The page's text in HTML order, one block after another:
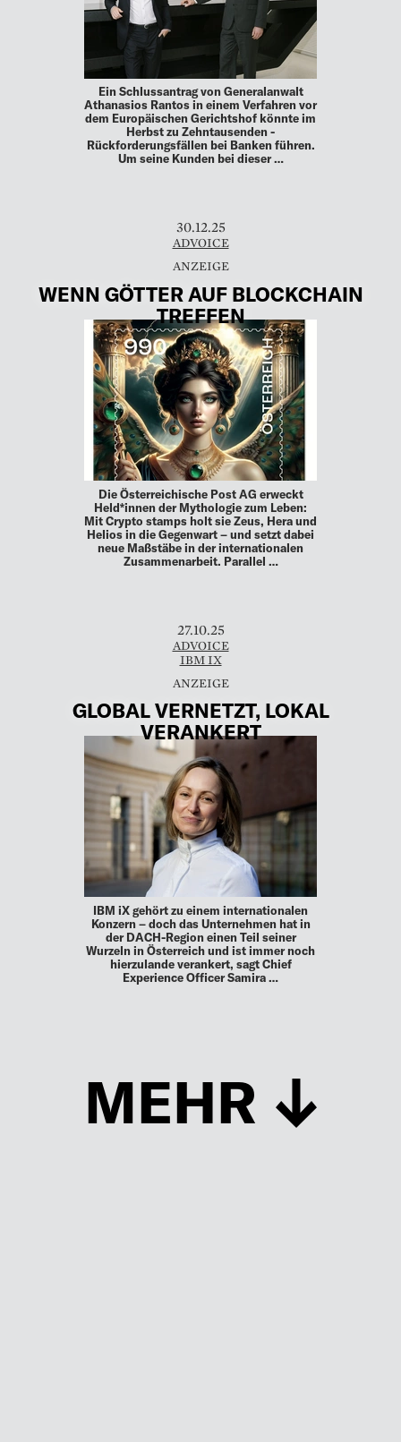
Ein Schlussantrag von Generalanwalt
Athanasios ­Rantos in einem Verfahren vor
dem Europäischen Gerichtshof ­könnte im
Herbst zu Zehntausenden ­
Rückforderungsfällen bei ­Banken führen.
Um seine Kunden bei dieser …
30.12.25
ADVOICE
WENN GÖTTER AUF BLOCKCHAIN
TREFFEN
Die Österreichische Post AG erweckt
Held*innen der Mythologie zum Leben:
Mit Crypto stamps holt sie Zeus, Hera und
Helios in die Gegenwart – und setzt dabei
neue Maßstäbe in der internationalen
Zusammenarbeit. Parallel …
27.10.25
ADVOICE
IBM IX
GLOBAL VERNETZT, LOKAL
VERANKERT
IBM iX gehört zu einem internationalen
Konzern – doch das Unternehmen hat in
der DACH-Region einen Teil seiner
Wurzeln in Österreich und ist immer noch
hierzulande verankert, sagt Chief
Experience Officer Samira …
MEHR